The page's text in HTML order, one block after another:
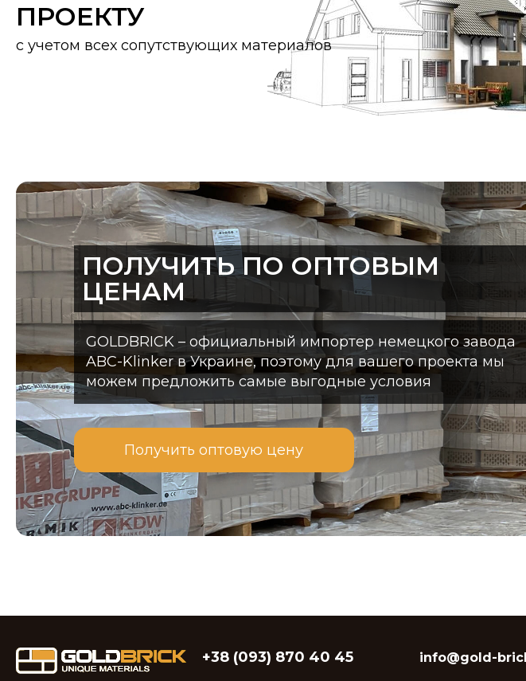
ПРОЕКТУ
с учетом всех сопутствующих материалов
ПОЛУЧИТЬ ПО ОПТОВЫМ
ЦЕНАМ
GOLDBRICK – официальный импортер немецкого завода
ABC-Klinker в Украине, поэтому для вашего проекта мы
можем предложить самые выгодные условия
Получить оптовую цену
+38 (093) 870 40 45 info@gold-